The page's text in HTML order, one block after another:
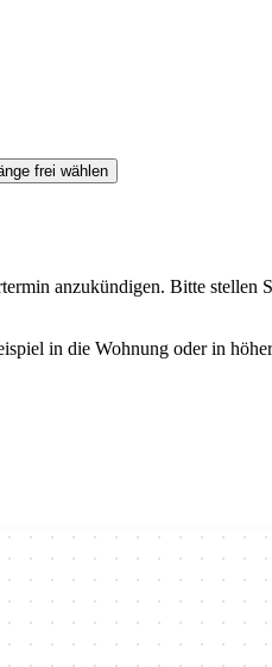
frei wählen
anzukündigen. Bitte stellen
in die Wohnung oder in